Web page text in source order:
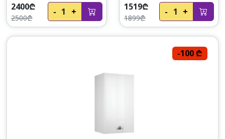
2400₾
2500₾
- 1 + 1519₾
1899₾
- 1 +
-100 ₾